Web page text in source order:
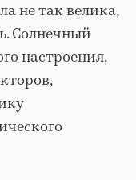
не так велика,
Солнечный
настроения,